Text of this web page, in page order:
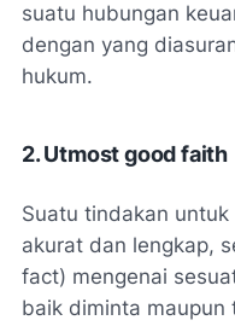
suatu hubungan
dengan yang
hukum.
2. Utmost good faith
Suatu tindakan
akurat dan lengkap,
fact) mengenai
baik diminta